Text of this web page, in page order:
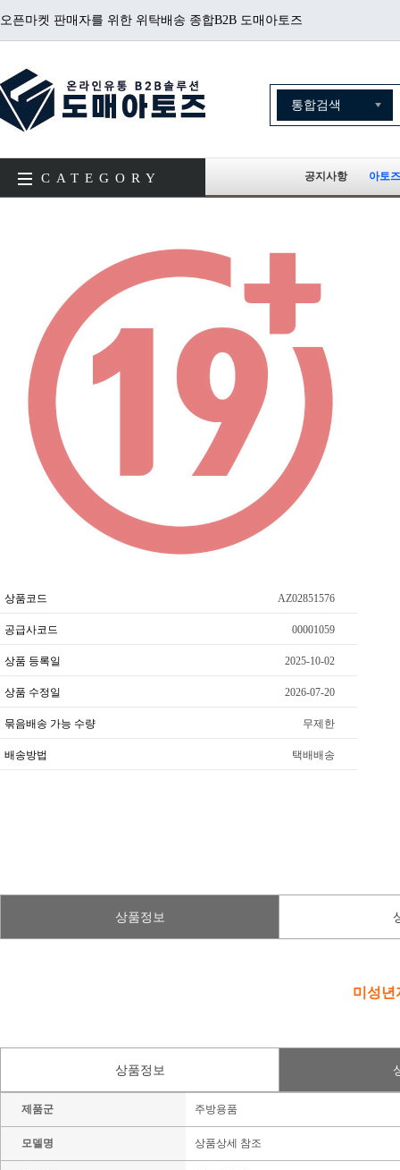
오픈마켓 판매자를 위한 위탁배송 종합B2B 도매아토즈
CATEGORY 공지사항 아토
상품코드 AZ02851576
공급사코드 00001059
상품 등록일 2025-10-02
상품 수정일 2026-07-20
묶음배송 가능 수량 무제한
배송방법 택배배송
상품정보
미성년
상품정보
제품군 주방용품
모델명 상품상세 참조